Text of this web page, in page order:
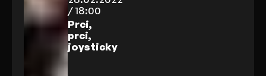
/ 18:00
Prci,
prci,
joysticky